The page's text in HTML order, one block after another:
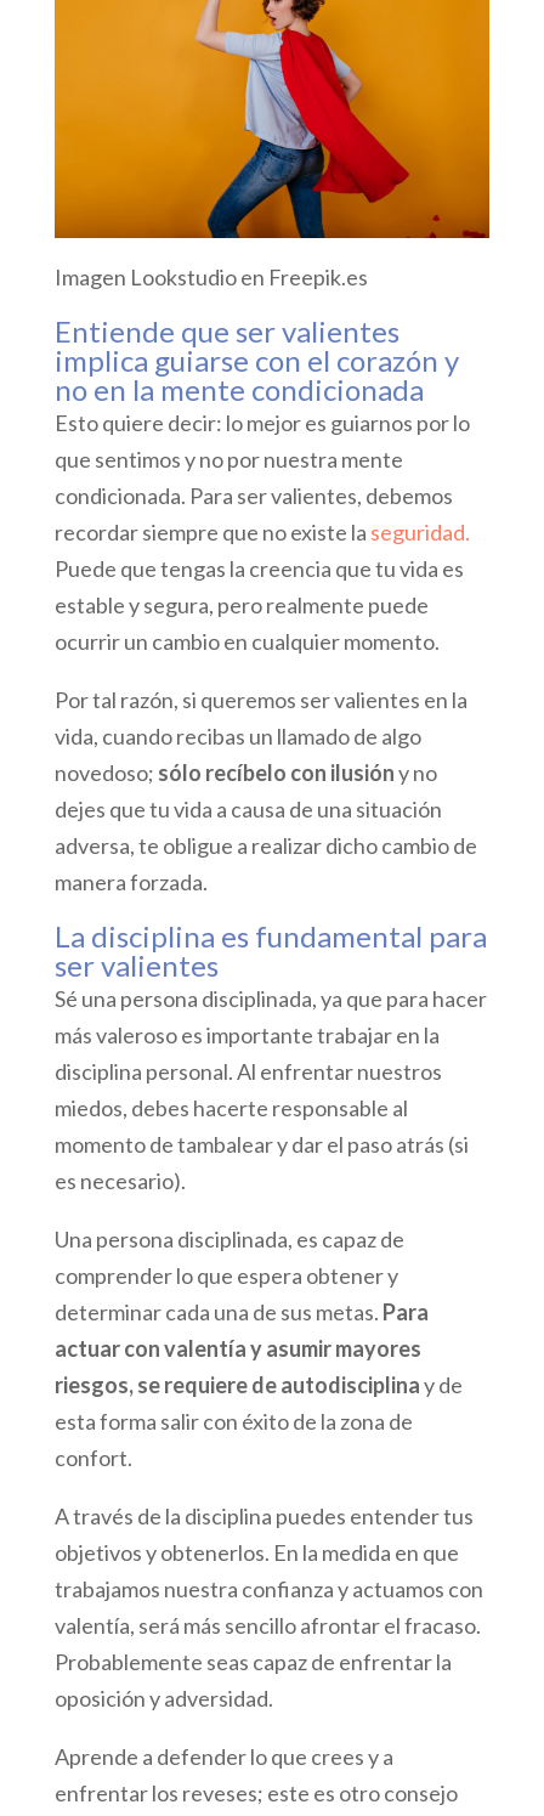
Imagen Lookstudio en Freepik.es
Entiende que ser valientes
implica guiarse con el corazón y
no en la mente condicionada
Esto quiere decir: lo mejor es guiarnos por lo
que sentimos y no por nuestra mente
condicionada. Para ser valientes, debemos
recordar siempre que no existe la seguridad.
Puede que tengas la creencia que tu vida es
estable y segura, pero realmente puede
ocurrir un cambio en cualquier momento.
Por tal razón, si queremos ser valientes en la
vida, cuando recibas un llamado de algo
novedoso; sólo recíbelo con ilusióny no
dejes que tu vida a causa de una situación
adversa, te obligue a realizar dicho cambio de
manera forzada.
La disciplina es fundamental para
ser valientes
Sé una persona disciplinada, ya que para hacer
más valeroso es importante trabajar en la
disciplina personal. Al enfrentar nuestros
miedos, debes hacerte responsable al
momento de tambalear y dar el paso atrás (si
es necesario).
Una persona disciplinada, es capaz de
comprender lo que espera obtener y
determinar cada una de sus metas. Para
actuar con valentía y asumir mayores
riesgos, se requiere de autodisciplinay de
esta forma salir con éxito de la zona de
confort.
A través de la disciplina puedes entender tus
objetivos y obtenerlos. En la medida en que
trabajamos nuestra confianza y actuamos con
valentía, será más sencillo afrontar el fracaso.
Probablemente seas capaz de enfrentar la
oposición y adversidad.
Aprende a defender lo que crees y a
enfrentar los reveses; este es otro consejo